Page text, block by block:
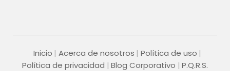
Inicio Acerca de nosotros
Política de uso
Política de privacidad
Blog Corporativo P.Q.R.S.